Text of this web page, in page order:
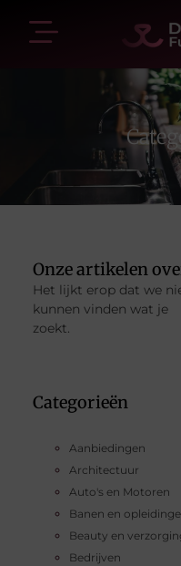
Categorieën
Aanbiedingen
Architectuur
Auto's en Motoren
Banen en
Beauty en
Bedrijven
Onze artikelen
Het lijkt erop dat we
kunnen vinden wat je
zoekt.